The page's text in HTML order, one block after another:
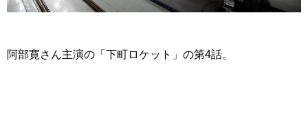
阿部寛さん主演の「下町ロケット」の第4話。